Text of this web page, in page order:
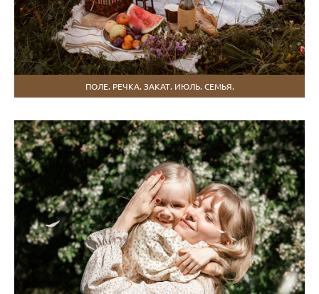
ПОЛЕ. РЕЧКА. ЗАКАТ. ИЮЛЬ. СЕМЬЯ.